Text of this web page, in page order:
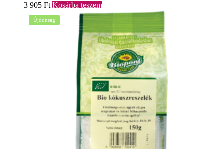
3 905 Ft Kosárba teszem
Újdonság